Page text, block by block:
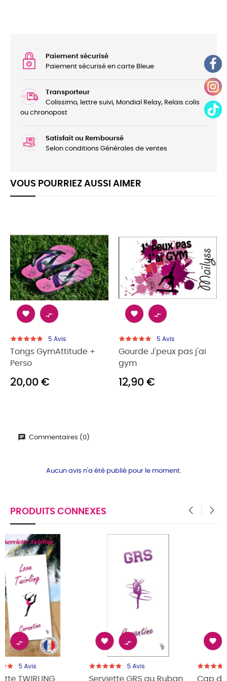
Paiement sécurisé
Paiement sécurisé en carte Bleue
Transporteur
Colissimo, lettre suivi, Mondial Relay, Relais colis
ou chronopost
Satisfait ou Remboursé
Selon conditions Générales de ventes
VOUS POURRIEZ AUSSI AIMER
 
5 Avis
Tongs GymAttitude +
Perso
20,00 €
 
5 Avis
Gourde J'peux pas j'ai
gym
12,90 €
Commentaires (0)
Aucun avis n'a été publié pour le moment.
PRODUITS CONNEXES

Avis
Cap de bain Bébé
Avis
Bavoir personnalisé